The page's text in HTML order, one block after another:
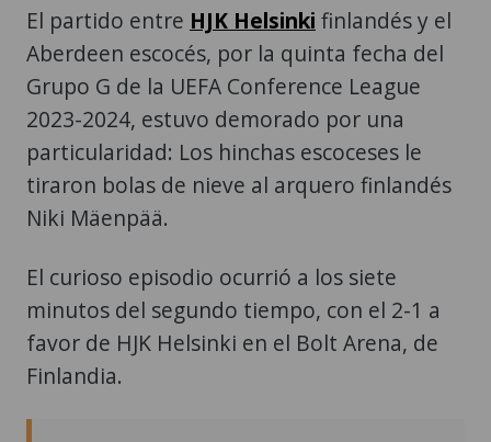
El partido entre HJK Helsinki finlandés y el
Aberdeen escocés, por la quinta fecha del
Grupo G de la UEFA Conference League
2023-2024, estuvo demorado por una
particularidad: Los hinchas escoceses le
tiraron bolas de nieve al arquero finlandés
Niki Mäenpää.
El curioso episodio ocurrió a los siete
minutos del segundo tiempo, con el 2-1 a
favor de HJK Helsinki en el Bolt Arena, de
Finlandia.